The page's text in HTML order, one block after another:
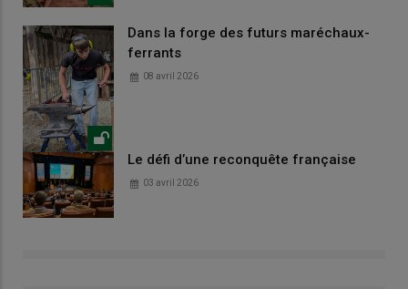
Dans la forge des futurs maréchaux-
ferrants
08 avril 2026
Le défi d’une reconquête française
03 avril 2026